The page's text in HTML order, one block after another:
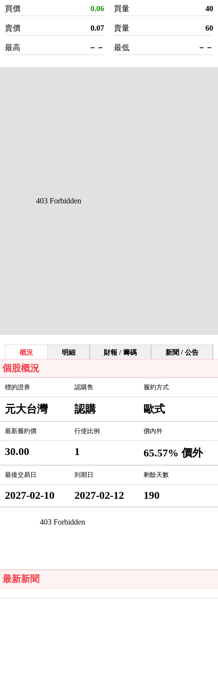
買價 0.06
賣價 0.07
最高 －－
買量 40
賣量 60
最低 －－
概況 明細 財報 / 籌碼 新聞 / 公告
個股概況
標的證券 認購售 履約方式
元大台灣 認購 歐式
最新履約價 行使比例 價內外
30.00 1 65.57% 價外
最後交易日 到期日 剩餘天數
2027-02-10 2027-02-12 190
最新新聞